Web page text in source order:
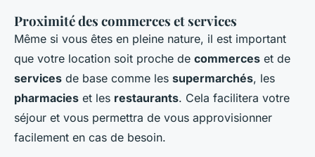
Proximité des commerces et services
Même si vous êtes en pleine nature, il est important
que votre location soit proche de commerces et de
services de base comme les supermarchés, les
pharmacies et les restaurants. Cela facilitera votre
séjour et vous permettra de vous approvisionner
facilement en cas de besoin.